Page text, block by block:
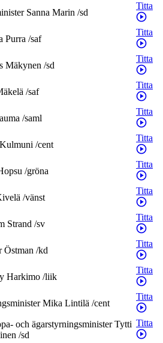
Sanna Marin /sd
Titta
Purra /saf
Titta
Mäkynen /sd
Titta
/saf
Titta
/saml
Titta
Kulmuni /cent
Titta
/gröna
Titta
/vänst
Titta
Strand /sv
Titta
Östman /kd
Titta
Harkimo /liik
Titta
Mika Lintilä /cent
Titta
och ägarstyrningsminister Tytti
/sd
Titta